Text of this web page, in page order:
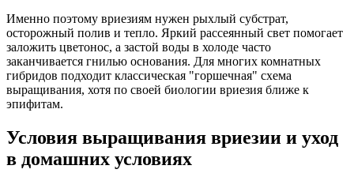
Именно поэтому вриезиям нужен рыхлый субстрат,
осторожный полив и тепло. Яркий рассеянный свет помогает
заложить цветонос, а застой воды в холоде часто
заканчивается гнилью основания. Для многих комнатных
гибридов подходит классическая "горшечная" схема
выращивания, хотя по своей биологии вриезия ближе к
эпифитам.
Условия выращивания вриезии и уход
в домашних условиях